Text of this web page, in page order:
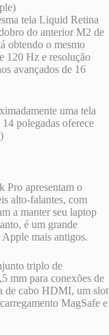
tela Liquid Retina
do anterior M2 de
obtendo o mesmo
120 Hz e resolução
avançados de 16
uma tela
polegadas oferece
Pro apresentam o
alto-falantes, com
a manter seu laptop
é um grande
Apple mais antigos.
triplo de
mm para conexões de
de cabo HDMI, um slot
MagSafe e